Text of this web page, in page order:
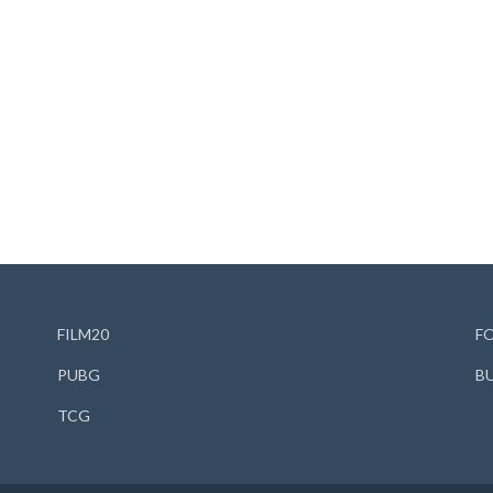
FILM20
PUBG
TCG